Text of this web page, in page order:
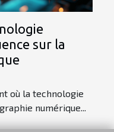
sur la
où la technologie
numérique...